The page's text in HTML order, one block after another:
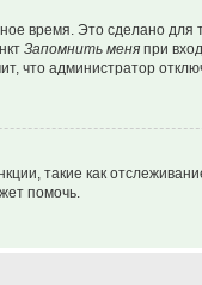
время. Это сделано для
Запомнить меня при
что администратор
такие как
помочь.